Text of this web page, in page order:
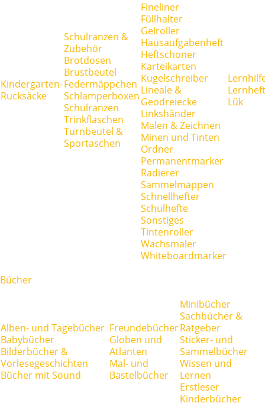
Kindergarten-
Rucksäcke
Schulranzen &
Zubehör
Brotdosen
Brustbeutel
Federmäppchen
Schlamperboxen
Schulranzen
Trinkflaschen
Turnbeutel &
Sportaschen
Fineliner
Füllhalter
Gelroller
Hausaufgabenheft
Heftschoner
Karteikarten
Kugelschreiber
Lineale &
Geodreiecke
Linkshänder
Malen & Zeichnen
Minen und Tinten
Ordner
Permanentmarker
Radierer
Sammelmappen
Schnellhefter
Schulhefte
Sonstiges
Tintenroller
Wachsmaler
Whiteboardmarker
Lük
Bücher
Alben- und Tagebücher
Babybücher
Bilderbücher &
Vorlesegeschichten
Bücher mit Sound
Freundebücher
Globen und
Atlanten
Mal- und
Bastelbücher
Minibücher
Sachbücher &
Ratgeber
Sticker- und
Sammelbücher
Wissen und
Lernen
Erstleser
Kinderbücher